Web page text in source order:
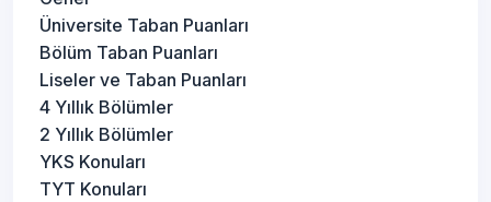
Üniversite Taban Puanları
Bölüm Taban Puanları
Liseler ve Taban Puanları
4 Yıllık Bölümler
2 Yıllık Bölümler
YKS Konuları
TYT Konuları